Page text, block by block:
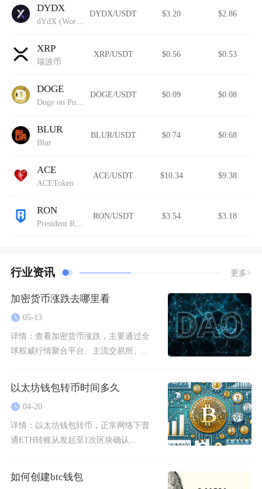
DYDX DYDX/USDT $3.20 $2.86
XRP
瑞波币
XRP/USDT $0.56 $0.53
DOGE DOGE/USDT $0.09 $0.08
BLUR
Blur
BLUR/USDT $0.74 $0.68
ACE
ACEToken
ACE/USDT $10.34 $9.38
RON RON/USDT $3.54 $3.18
行业资讯 更多>
加密货币涨跌去哪里看
05-13
详情： 查看加密货币涨跌，主要通过全
球权威行情聚合平台、主流交易所、...
以太坊钱包转币时间多久
04-20
详情： 以太坊钱包转币，正常网络下普
通ETH转账从发起至1次区块确认...
如何创建btc钱包